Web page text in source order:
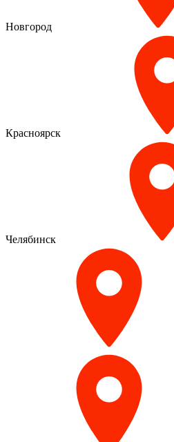
Новгород
Красноярск
Челябинск